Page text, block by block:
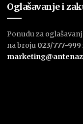
Oglašavanje i
Ponudu za
na broju 023/777-999